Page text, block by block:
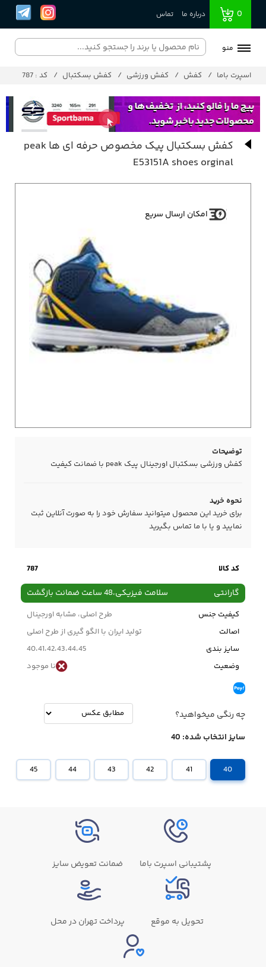
0 درباره ما تماس
منو
اسپرت باما کفش کفش ورزشی کفش بسکتبال کد : 787
کفش بسکتبال پیک مخصوص حرفه ای ها peak
E53151A shoes orginal
امکان ارسال سریع
توضیحات
کفش ورزشی بسکتبال اورجینال پیک peak با ضمانت کیفیت
نحوه خرید
برای خرید این محصول میتوانید سفارش خود را به صورت آنلاین ثبت
نمایید و یا با ما تماس بگیرید
کد کالا 787
گارانتی سلامت فیزیکی،48 ساعت ضمانت بازگشت
کیفیت جنس
طرح اصلی، مشابه اورجینال
اصالت
تولید ایران با الگو گیری از طرح اصلی
سایز بندی
40،41،42،43،44،45
وضعیت
نا موجود
چه رنگی میخواهید؟
سایز انتخاب شده: 40
40
41
42
43
44
45
پشتیبانی اسپرت باما ضمانت تعویض سایز
تحویل به موقع پرداخت تهران در محل